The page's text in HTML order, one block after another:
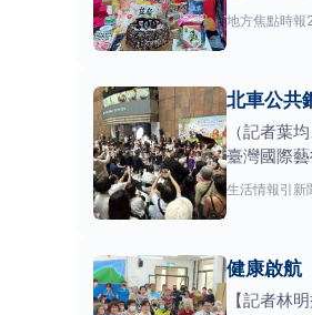
地方焦點時報
北車公共
（記者葉
臺灣國際
光博士率
生活情報引新
健康啟
【記者林